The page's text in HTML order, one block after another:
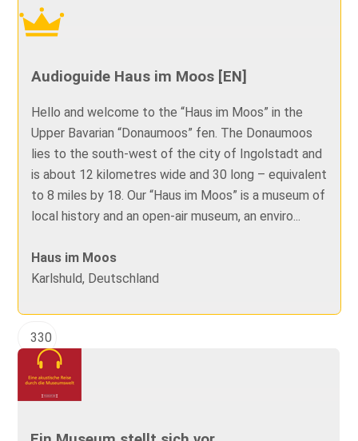
Audioguide Haus im Moos [EN]
Hello and welcome to the “Haus im Moos” in the
Upper Bavarian “Donaumoos” fen. The Donaumoos
lies to the south-west of the city of Ingolstadt and
is about 12 kilometres wide and 30 long – equivalent
to 8 miles by 18. Our “Haus im Moos” is a museum of
local history and an open-air museum, an enviro...
Haus im Moos
Karlshuld, Deutschland
330